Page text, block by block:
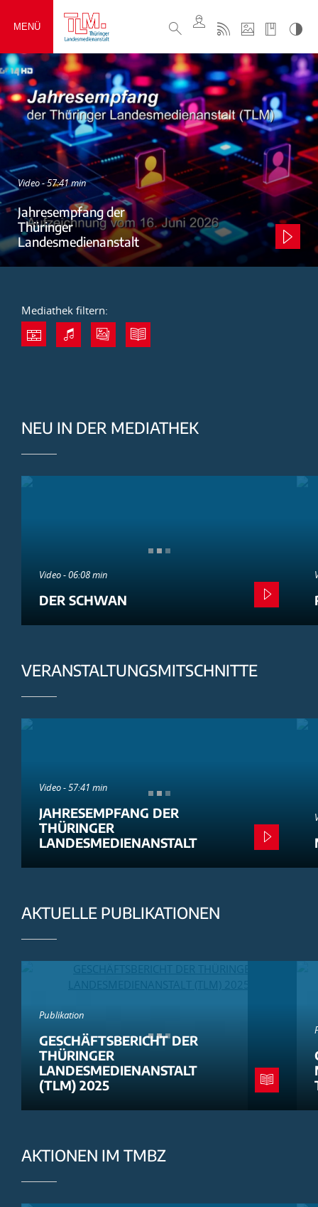
MENÜ
Video - 57:41 min
Jahresempfang der
Thüringer
Landesmedienanstalt
Mediathek filtern:
NEU IN DER MEDIATHEK
Video - 06:08 min
DER SCHWAN
VERANSTALTUNGSMITSCHNITTE
Video - 57:41 min
JAHRESEMPFANG DER
THÜRINGER
LANDESMEDIENANSTALT
AKTUELLE PUBLIKATIONEN
Publikation
GESCHÄFTSBERICHT DER
THÜRINGER
LANDESMEDIENANSTALT
(TLM) 2025
AKTIONEN IM TMBZ